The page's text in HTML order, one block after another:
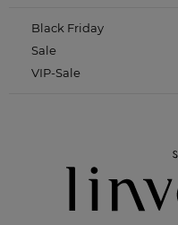
Black Friday
Sale
VIP-Sale